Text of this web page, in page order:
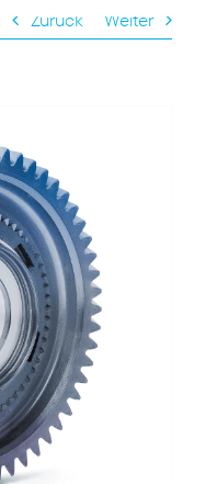
Zurück Weiter